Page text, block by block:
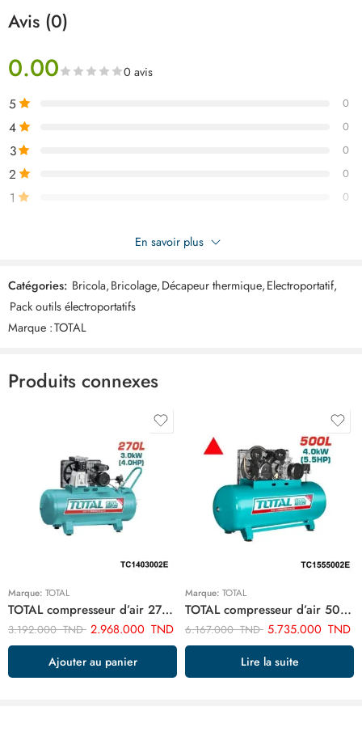
Avis (0)
0.00 0 avis
5 0
4 0
3 0
2 0
1 0
Soyez le premier à donner votre avis sur “TOTAL kit decapeur
thermique 2000w professionnel TB20062”
Commentaires
Il n'y a pas encore de critiques.
En savoir plus
Catégories: Bricola,Bricolage,Décapeur thermique,Electroportatif,
Pack outils électroportatifs
Marque :TOTAL
Produits connexes
Marque: TOTAL
TOTAL compresseur d’air 270 litre TC1403002E
3.192.000TND 2.968.000 TND
Ajouter au panier
Marque: TOTAL
TOTAL compresseur d’air 500 litre 5.5hp TC1555002E
6.167.000TND 5.735.000 TND
Lire la suite